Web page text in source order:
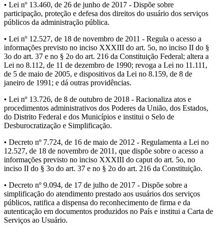
• Lei nº 13.460, de 26 de junho de 2017 - Dispõe sobre
participação, proteção e defesa dos direitos do usuário dos serviços
públicos da administração pública.
• Lei nº 12.527, de 18 de novembro de 2011 - Regula o acesso a
informações previsto no inciso XXXIII do art. 5o, no inciso II do §
3o do art. 37 e no § 2o do art. 216 da Constituição Federal; altera a
Lei no 8.112, de 11 de dezembro de 1990; revoga a Lei no 11.111,
de 5 de maio de 2005, e dispositivos da Lei no 8.159, de 8 de
janeiro de 1991; e dá outras providências.
• Lei nº 13.726, de 8 de outubro de 2018 - Racionaliza atos e
procedimentos administrativos dos Poderes da União, dos Estados,
do Distrito Federal e dos Municípios e institui o Selo de
Desburocratização e Simplificação.
• Decreto nº 7.724, de 16 de maio de 2012 - Regulamenta a Lei no
12.527, de 18 de novembro de 2011, que dispõe sobre o acesso a
informações previsto no inciso XXXIII do caput do art. 5o, no
inciso II do § 3o do art. 37 e no § 2o do art. 216 da Constituição.
• Decreto nº 9.094, de 17 de julho de 2017 - Dispõe sobre a
simplificação do atendimento prestado aos usuários dos serviços
públicos, ratifica a dispensa do reconhecimento de firma e da
autenticação em documentos produzidos no País e institui a Carta de
Serviços ao Usuário.